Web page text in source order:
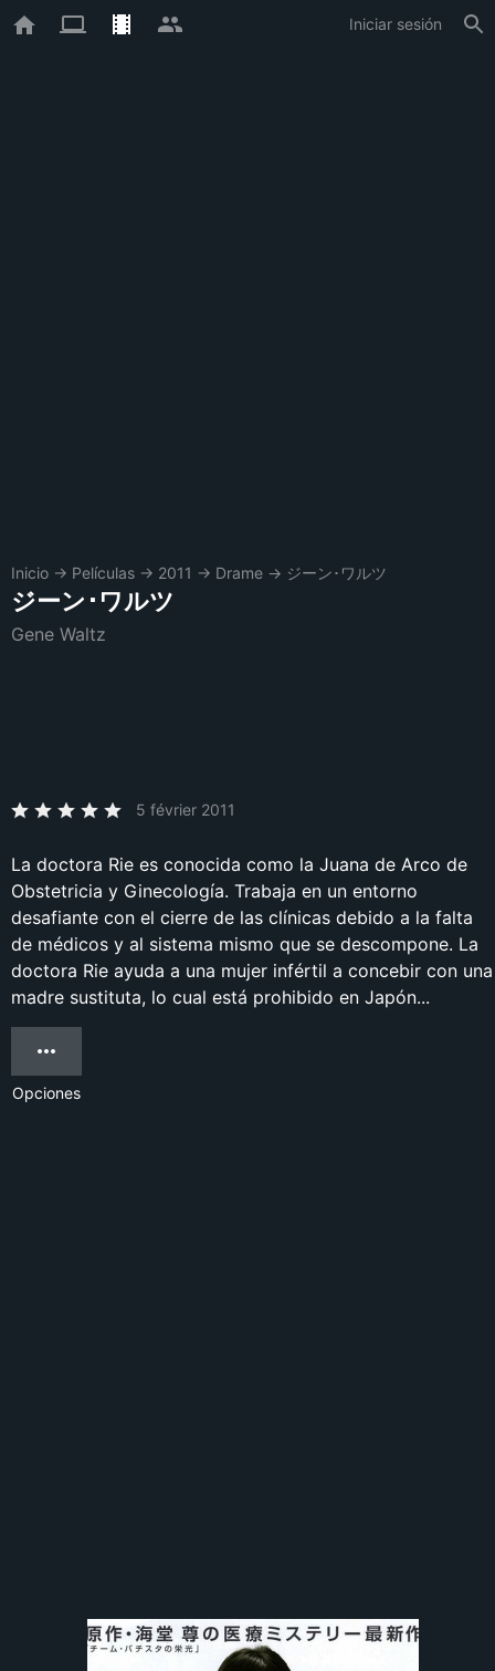
Iniciar sesión
Inicio → Películas → 2011 → Drame → ジーン･ワルツ
ジーン･ワルツ
Gene Waltz
5 février 2011
La doctora Rie es conocida como la Juana de Arco de
Obstetricia y Ginecología. Trabaja en un entorno
desafiante con el cierre de las clínicas debido a la falta
de médicos y al sistema mismo que se descompone. La
doctora Rie ayuda a una mujer infértil a concebir con una
madre sustituta, lo cual está prohibido en Japón...
Opciones